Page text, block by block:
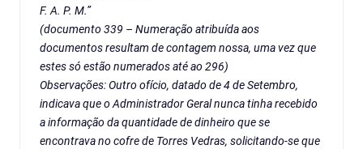
F. A. P. M.”
(documento 339 – Numeração atribuída aos
documentos resultam de contagem nossa, uma vez que
estes só estão numerados até ao 296)
Observações: Outro ofício, datado de 4 de Setembro,
indicava que o Administrador Geral nunca tinha recebido
a informação da quantidade de dinheiro que se
encontrava no cofre de Torres Vedras, solicitando-se que